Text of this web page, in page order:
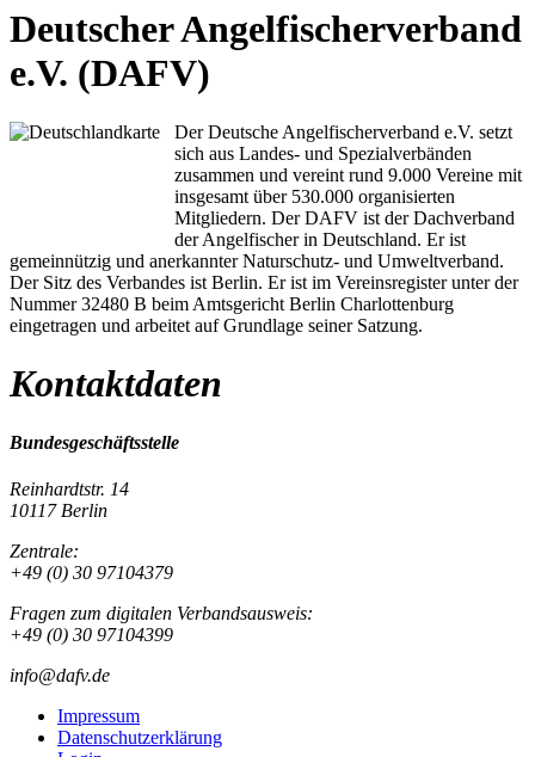
Deutscher Angelfischerverband
e.V. (DAFV)
Der Deutsche Angelfischerverband e.V. setzt
sich aus Landes- und Spezialverbänden
zusammen und vereint rund 9.000 Vereine mit
insgesamt über 530.000 organisierten
Mitgliedern. Der DAFV ist der Dachverband
der Angelfischer in Deutschland. Er ist
gemeinnützig und anerkannter Naturschutz- und Umweltverband.
Der Sitz des Verbandes ist Berlin. Er ist im Vereinsregister unter der
Nummer 32480 B beim Amtsgericht Berlin Charlottenburg
eingetragen und arbeitet auf Grundlage seiner Satzung.
Kontaktdaten
Bundesgeschäftsstelle
Reinhardtstr. 14
10117 Berlin
Zentrale:
+49 (0) 30 97104379
Fragen zum digitalen Verbandsausweis:
+49 (0) 30 97104399
info@dafv.de
Impressum
Datenschutzerklärung